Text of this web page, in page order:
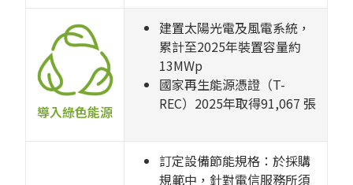
導入綠色能源
建置太陽光電及風電系統，
累計至2025年裝置容量約
13MWp
國家再生能源憑證（T-
REC）2025年取得91,067 張
訂定設備節能規格：於採購
規範中，針對電信服務所須